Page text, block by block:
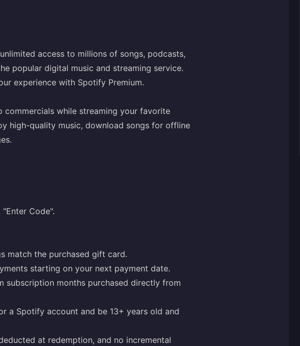
access to millions of songs, podcasts,
popular digital music and streaming service.
experience with Spotify Premium.
while streaming your favorite
high-quality music, download songs for offline
Code".
match the purchased gift card.
starting on your next payment date.
subscription months purchased directly from
a Spotify account and be 13+ years old and
at redemption, and no incremental